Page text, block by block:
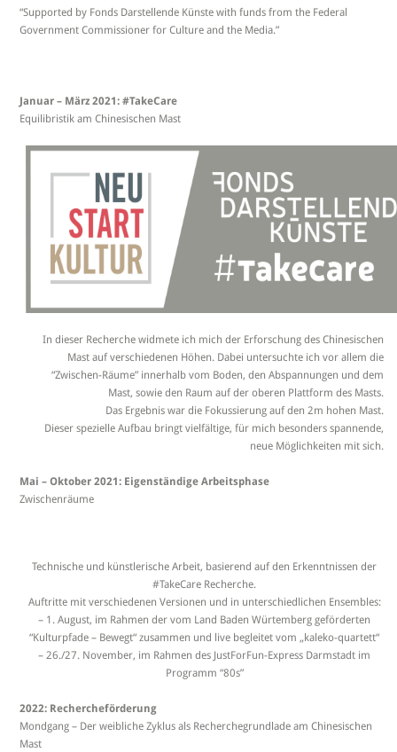
“Supported by Fonds Darstellende Künste with funds from the Federal
Government Commissioner for Culture and the Media.”
Januar – März 2021: #TakeCare
Equilibristik am Chinesischen Mast
In dieser Recherche widmete ich mich der Erforschung des Chinesischen
Mast auf verschiedenen Höhen. Dabei untersuchte ich vor allem die
“Zwischen-Räume” innerhalb vom Boden, den Abspannungen und dem
Mast, sowie den Raum auf der oberen Plattform des Masts.
Das Ergebnis war die Fokussierung auf den 2m hohen Mast.
Dieser spezielle Aufbau bringt vielfältige, für mich besonders spannende,
neue Möglichkeiten mit sich.
Mai – Oktober 2021: Eigenständige Arbeitsphase
Zwischenräume
Technische und künstlerische Arbeit, basierend auf den Erkenntnissen der
#TakeCare Recherche.
Auftritte mit verschiedenen Versionen und in unterschiedlichen Ensembles:
– 1. August, im Rahmen der vom Land Baden Würtemberg geförderten
“Kulturpfade – Bewegt“ zusammen und live begleitet vom „kaleko-quartett“
– 26./27. November, im Rahmen des JustForFun-Express Darmstadt im
Programm “80s”
2022: Rechercheförderung
Mondgang – Der weibliche Zyklus als Recherchegrundlade am Chinesischen
Mast